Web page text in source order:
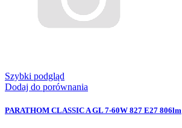
Szybki podgląd
Dodaj do porównania
PARATHOM CLASSIC A GL 7-60W 827 E27 806lm